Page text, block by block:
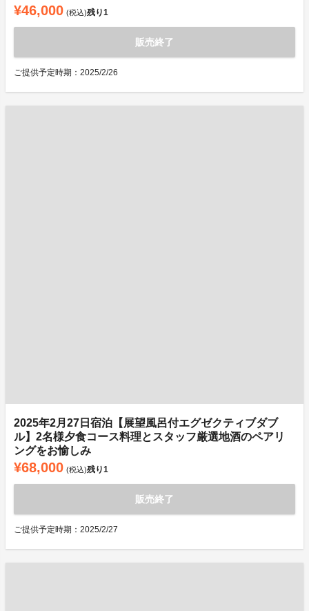
¥46,000 (税込)残り1
販売終了
ご提供予定時期：2025/2/26
2025年2月27日宿泊【展望風呂付エグゼクティブダブ
ル】2名様夕食コース料理とスタッフ厳選地酒のペアリ
ングをお愉しみ
¥68,000 (税込)残り1
販売終了
ご提供予定時期：2025/2/27